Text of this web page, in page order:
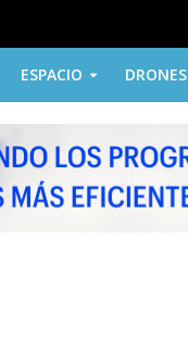
ESPACIO DRONES